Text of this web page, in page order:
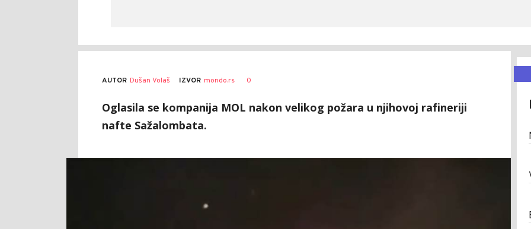
AUTOR Dušan Volaš IZVOR mondo.rs 0
Oglasila se kompanija MOL nakon velikog požara u njihovoj rafineriji
nafte Sažalombata.